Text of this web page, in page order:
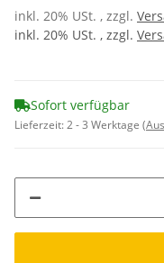
inkl. 20% USt. , zzgl.
inkl. 20% USt. , zzgl.
Sofort verfügbar
Lieferzeit:2 - 3 Werktage